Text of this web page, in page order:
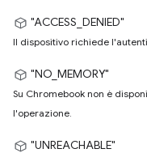
"ACCESS_DENIED"
Il dispositivo richiede
"NO_MEMORY"
Su Chromebook non è
l'operazione.
"UNREACHABLE"